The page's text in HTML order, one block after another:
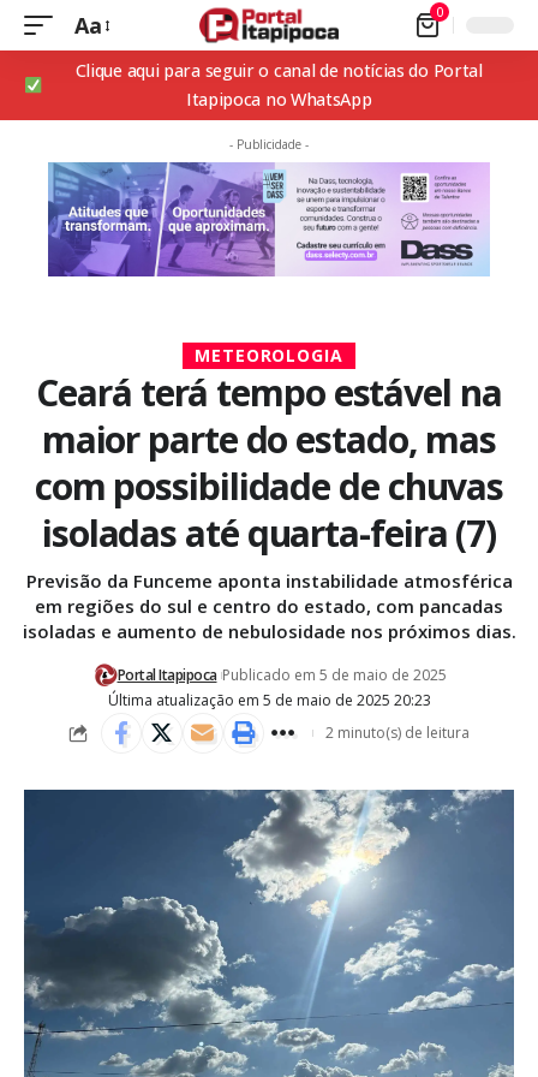
Aa 0
Clique aqui para seguir o canal de notícias do Portal
Itapipoca no WhatsApp
- Publicidade -
METEOROLOGIA
Ceará terá tempo estável na
maior parte do estado, mas
com possibilidade de chuvas
isoladas até quarta-feira (7)
Previsão da Funceme aponta instabilidade atmosférica
em regiões do sul e centro do estado, com pancadas
isoladas e aumento de nebulosidade nos próximos dias.
Última atualização em 5 de maio de 2025 20:23
Portal Itapipoca Publicado em 5 de maio de 2025
2 minuto(s) de leitura